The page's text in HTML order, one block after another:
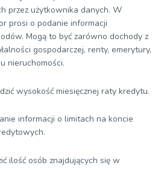
przez użytkownika danych. W
prosi o podanie informacji
Mogą to być zarówno dochody z
gospodarczej, renty, emerytury,
nieruchomości.
wysokość miesięcznej raty kredytu.
informacji o limitach na koncie
ilość osób znajdujących się w